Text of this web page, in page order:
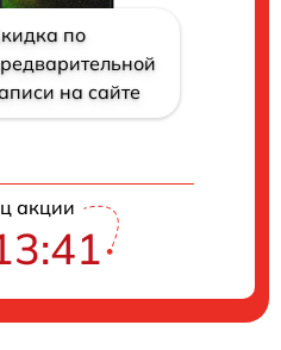
по
на сайте
акции